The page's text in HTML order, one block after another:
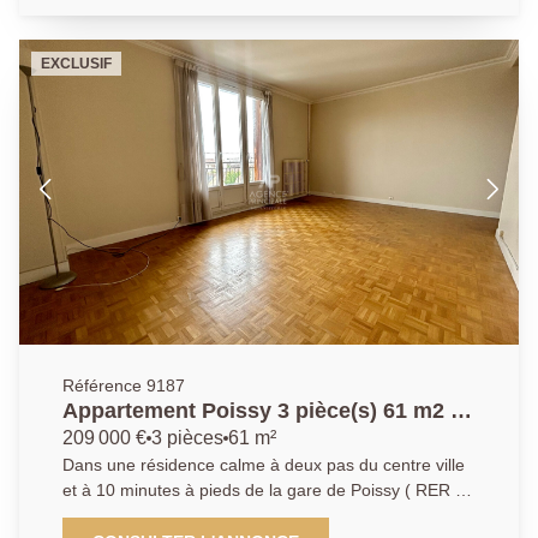
132m² exposée Sud Ouest, quatre chambres, une
salle de bains, une salle d'eau et toilettes séparés.
Une place de parking sécurisée en sous-sol complète
PRINCIPALE : 01.30.06.69.69 (Agent commercial
enregistré au RSAC Julie GOUMAIN 909399941)
EXCLUSIF
Référence 9187
Appartement Poissy 3 pièce(s) 61 m2 -
POISSY
209 000 € 3 pièces 61 m²
Dans une résidence calme à deux pas du centre ville
et à 10 minutes à pieds de la gare de Poissy ( RER A
SNCF ligne J) l'Agence Principale vous propose en